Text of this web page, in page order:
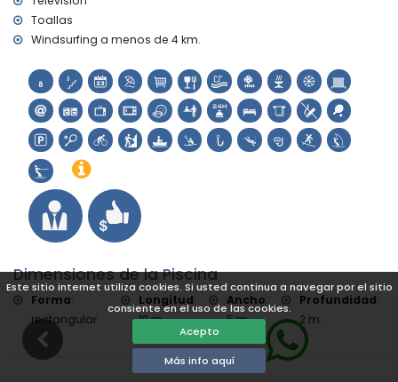
Este sitio internet utiliza cookies. Si usted continua a navegar por el sitio
consiente en el uso de las cookies.
Acepto
Más info aquí
Mari), edificio arquitectónico (Castell de Moraira) y lugar
histórico (Centro Histórico) (a menos de 5 kilómetros del
ruina (Torre de Vigía del Cap d'Or) (a menos de 10
kilómetros del alojamiento)
Deportes
ciclismo (a menos de 1000 metros de la villa)
tenis, piragüismo, kayak, pesca, buceo, esnórquel, surf,
windsurf y esquí acuático (a menos de 5 kilómetros de la
villa)
golf (Club de Golf Ifach), equitación, senderismo y ciclismo
de montaña (a menos de 10 kilómetros de la villa)
escalada (a menos de 25 kilómetros de la villa)
Toallas
Windsurfing a menos de 4 km.
Dimensiones de la Piscina
Forma:
rectangular
Longitud:
12 m.
Ancho:
5 m.
Profundidad:
2 m.